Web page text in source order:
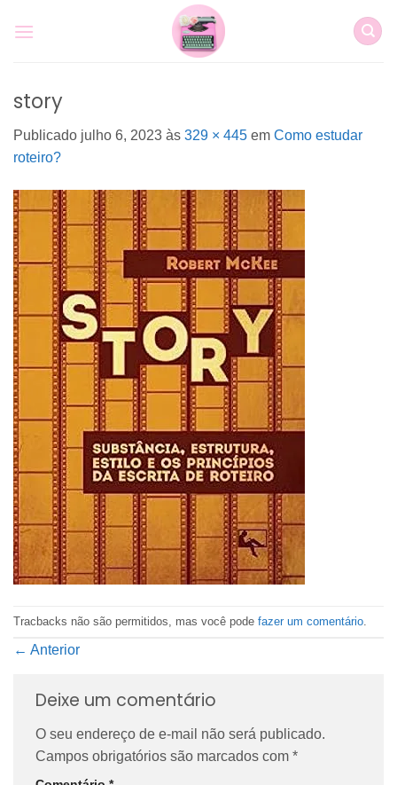
story
Publicado julho 6, 2023 às 329 × 445 em Como estudar
roteiro?
Tracbacks não são permitidos, mas você pode fazer um comentário
← Anterior
Deixe um comentário
O seu endereço de e-mail não será publicado.
Campos obrigatórios são marcados com *